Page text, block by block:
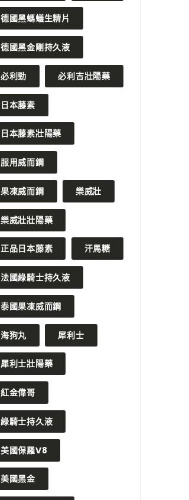
德國黑螞蟻生精片
德國黑金剛持久液
必利勁 必利吉壯陽藥
日本藤素
日本藤素壯陽藥
服用威而鋼
果凍威而鋼 樂威壯
樂威壯壯陽藥
正品日本藤素 汗馬糖
法國綠騎士持久液
泰國果凍威而鋼
海狗丸 犀利士
犀利士壯陽藥
紅金偉哥
綠騎士持久液
美國保羅V8
美國黑金